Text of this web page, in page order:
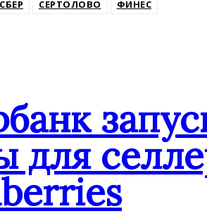
СБЕР СЕРТОЛОВО ФИНЕС
для